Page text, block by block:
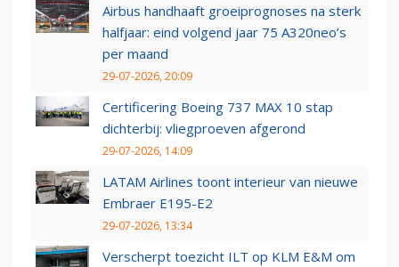
Airbus handhaaft groeiprognoses na sterk
halfjaar: eind volgend jaar 75 A320neo’s
per maand
29-07-2026, 20:09
Certificering Boeing 737 MAX 10 stap
dichterbij: vliegproeven afgerond
29-07-2026, 14:09
LATAM Airlines toont interieur van nieuwe
Embraer E195-E2
29-07-2026, 13:34
Verscherpt toezicht ILT op KLM E&M om